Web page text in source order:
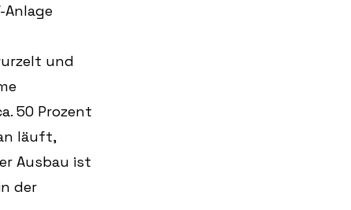
Anlage
und
50 Prozent
läuft,
Ausbau ist
der